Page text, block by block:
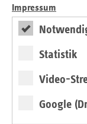
Impressum
Statistik
Video-
Google
ausgeschlossen.
Entscheidungen
Vorgaben/
Vorstandes
höhere
Basis von